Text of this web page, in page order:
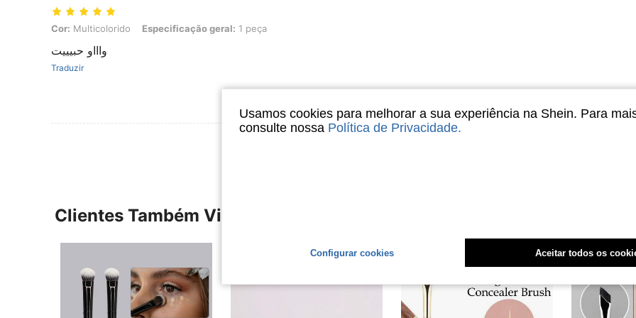
Cor: Multicolorido, Especificação geral: 1 peça
Cor: Multicolorido Especificação geral: 1 peça
واااو حبيييت
Traduzir
Clientes Também Visitaram
Usamos cookies para melhorar a sua experiência na Shein. Para
consulte nossa Política de Privacidade.
Configurar cookies Aceitar todos os